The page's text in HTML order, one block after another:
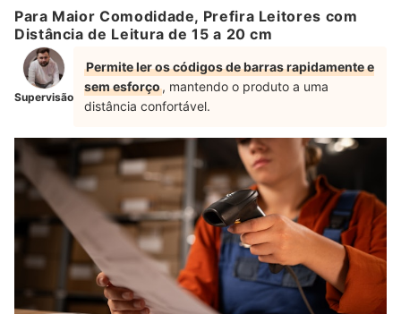
Para Maior Comodidade, Prefira Leitores com
Distância de Leitura de 15 a 20 cm
Supervisão
Permite ler os códigos de barras rapidamente e
sem esforço, mantendo o produto a uma
distância confortável.